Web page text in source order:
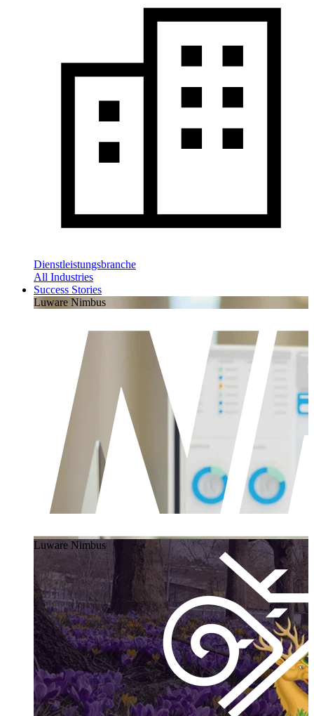
Dienstleistungsbranche
All Industries
Success Stories
Luware Nimbus
Luware Nimbus